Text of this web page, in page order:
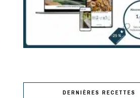
DERNIÈRES RECETTES